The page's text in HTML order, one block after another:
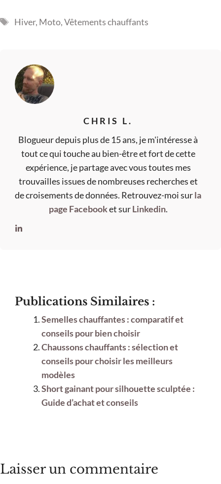
Étiquettes
Hiver, Moto,Vêtements chauffants
CHRIS L.
Blogueur depuis plus de 15 ans, je m'intéresse à
tout ce qui touche au bien-être et fort de cette
expérience, je partage avec vous toutes mes
trouvailles issues de nombreuses recherches et
de croisements de données. Retrouvez-moi surla
page Facebooket surLinkedin.
Publications Similaires :
Semelles chauffantes : comparatif et
conseils pour bien choisir
Chaussons chauffants : sélection et
conseils pour choisir les meilleurs
modèles
Short gainant pour silhouette sculptée :
Guide d’achat et conseils
Laisser un commentaire